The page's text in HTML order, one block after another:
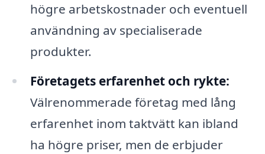
högre arbetskostnader och eventuell
användning av specialiserade
produkter.
Företagets erfarenhet och rykte:
Välrenommerade företag med lång
erfarenhet inom taktvätt kan ibland
ha högre priser, men de erbjuder